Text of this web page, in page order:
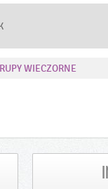
WIECZORNE